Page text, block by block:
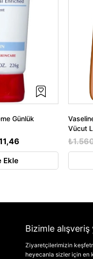
Günlük
Ekle
Vücut
Bizimle
Ziyaretçilerimizin
heyecanla sizler için en